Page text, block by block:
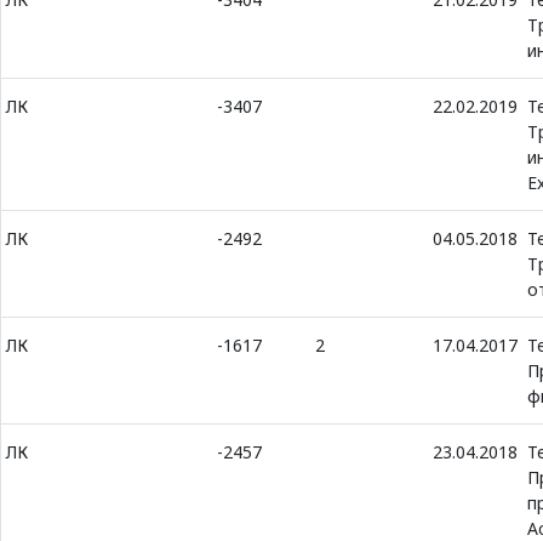
ЛК -3407 22.02.2019
ЛК -2492 04.05.2018
ЛК -1617 2 17.04.2017
ЛК -2457 23.04.2018